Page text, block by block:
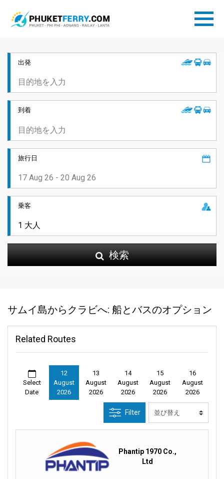
出発
到着
旅行日
乗客
検索
サムイ島からクラビへ: 船とバスのオプション
Related Routes
Select
Date
12
August
2026
13
August
2026
14
August
2026
15
August
2026
16
August
2026
Filter
Phantip 1970 Co.,
Ltd